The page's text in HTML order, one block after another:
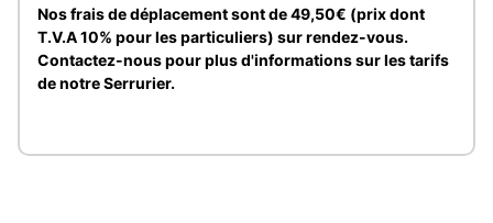
Nos frais de déplacement sont de 49,50€ (prix dont
T.V.A 10% pour les particuliers) sur rendez-vous.
Contactez-nous pour plus d'informations sur les tarifs
de notre Serrurier.